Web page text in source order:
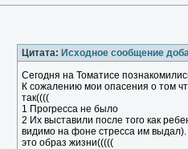
Цитата: Исходное сообщение
Сегодня на Томатисе
К сожалению мои опасения о том
так((((
1 Прогресса не было
2 Их выставили после того как
видимо на фоне стресса им выдал).
это образ жизни(((((